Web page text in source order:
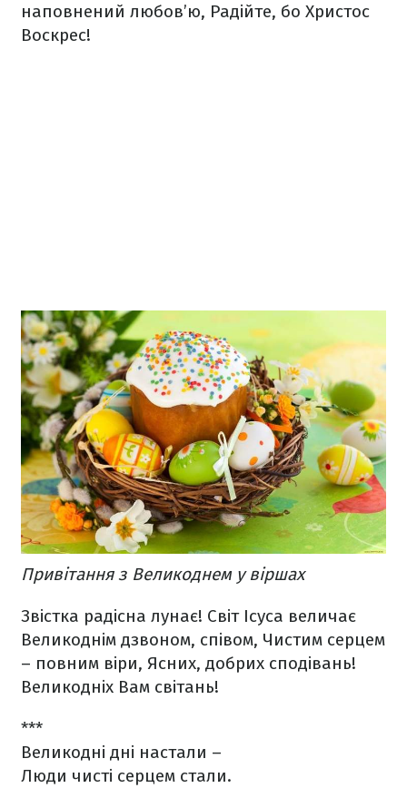
наповнений любов’ю, Радійте, бо Христос
Воскрес!
Привітання з Великоднем у віршах
Звістка радісна лунає! Світ Ісуса величає
Великоднім дзвоном, співом, Чистим серцем
– повним віри, Ясних, добрих сподівань!
Великодніх Вам світань!
***
Великодні дні настали –
Люди чисті серцем стали.